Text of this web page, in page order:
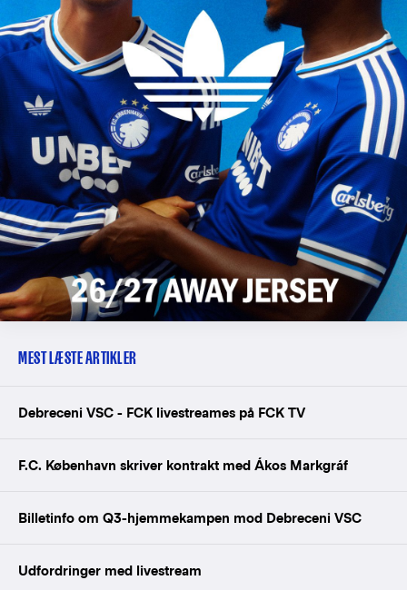
MEST LÆSTE ARTIKLER
Debreceni VSC - FCK livestreames på FCK TV
F.C. København skriver kontrakt med Ákos Markgráf
Billetinfo om Q3-hjemmekampen mod Debreceni VSC
Udfordringer med livestream